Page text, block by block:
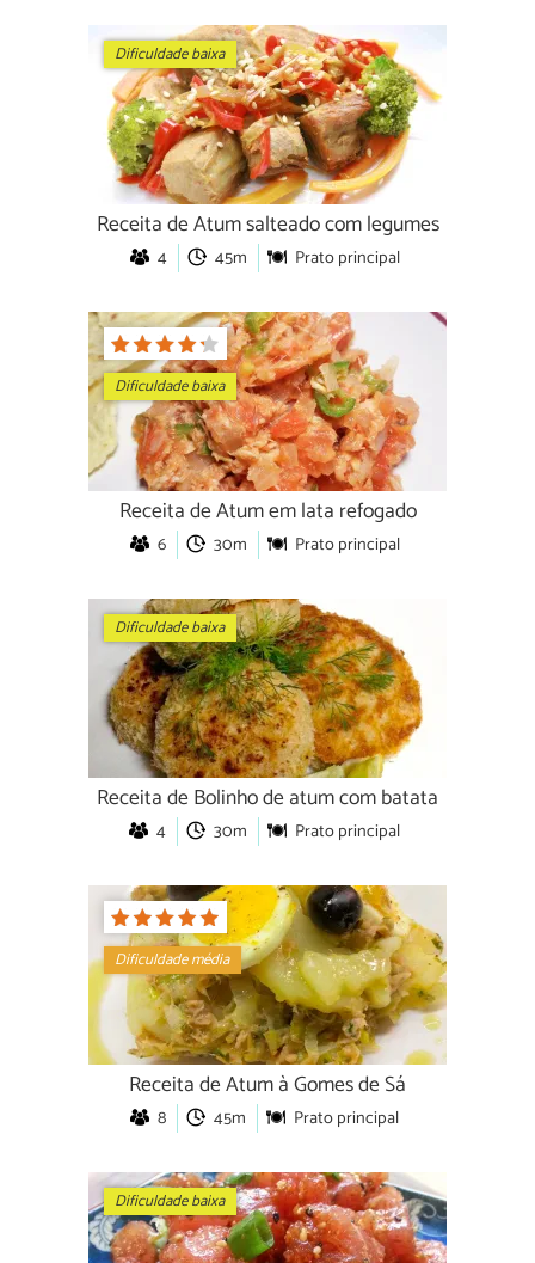
Dificuldade baixa
Receita de Atum salteado com legumes
4 45m Prato principal
Dificuldade baixa
Receita de Atum em lata refogado
6 30m Prato principal
Dificuldade baixa
Receita de Bolinho de atum com batata
4 30m Prato principal
Dificuldade média
Receita de Atum à Gomes de Sá
8 45m Prato principal
Dificuldade baixa